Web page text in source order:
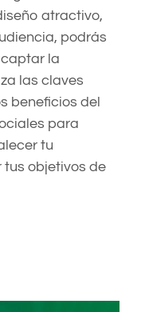
atractivo,
podrás
la
las claves
beneficios del
para
tu
tus objetivos de